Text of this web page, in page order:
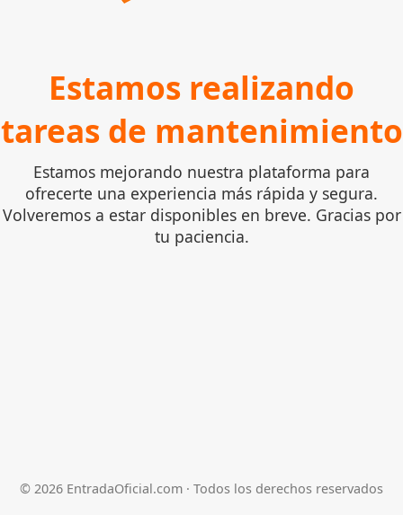
Estamos realizando
tareas de mantenimiento
Estamos mejorando nuestra plataforma para
ofrecerte una experiencia más rápida y segura.
Volveremos a estar disponibles en breve. Gracias por
tu paciencia.
© 2026 EntradaOficial.com · Todos los derechos reservados